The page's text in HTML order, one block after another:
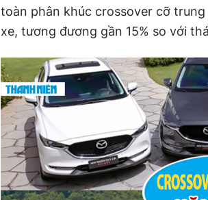
toàn phân khúc crossover cỡ
xe, tương đương gần 15% so với